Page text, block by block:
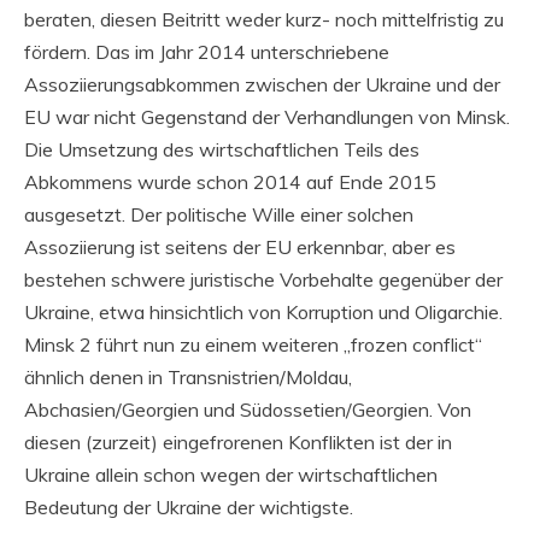
beraten, diesen Beitritt weder kurz- noch mittelfristig zu
fördern. Das im Jahr 2014 unterschriebene
Assoziierungsabkommen zwischen der Ukraine und der
EU war nicht Gegenstand der Verhandlungen von Minsk.
Die Umsetzung des wirtschaftlichen Teils des
Abkommens wurde schon 2014 auf Ende 2015
ausgesetzt. Der politische Wille einer solchen
Assoziierung ist seitens der EU erkennbar, aber es
bestehen schwere juristische Vorbehalte gegenüber der
Ukraine, etwa hinsichtlich von Korruption und Oligarchie.
Minsk 2 führt nun zu einem weiteren „frozen conflict“
ähnlich denen in Transnistrien/Moldau,
Abchasien/Georgien und Südossetien/Georgien. Von
diesen (zurzeit) eingefrorenen Konflikten ist der in
Ukraine allein schon wegen der wirtschaftlichen
Bedeutung der Ukraine der wichtigste.